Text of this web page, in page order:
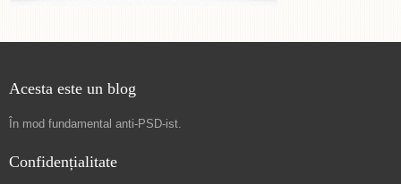
Acesta este un blog
În mod fundamental anti-PSD-ist.
Confidențialitate